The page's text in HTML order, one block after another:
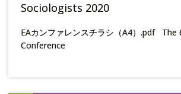
Sociologists 2020
EAカンファレンスチラシ（A4）.pdf The
Conference